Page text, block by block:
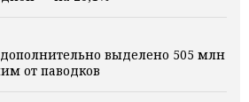
выделено 505 млн
от паводков